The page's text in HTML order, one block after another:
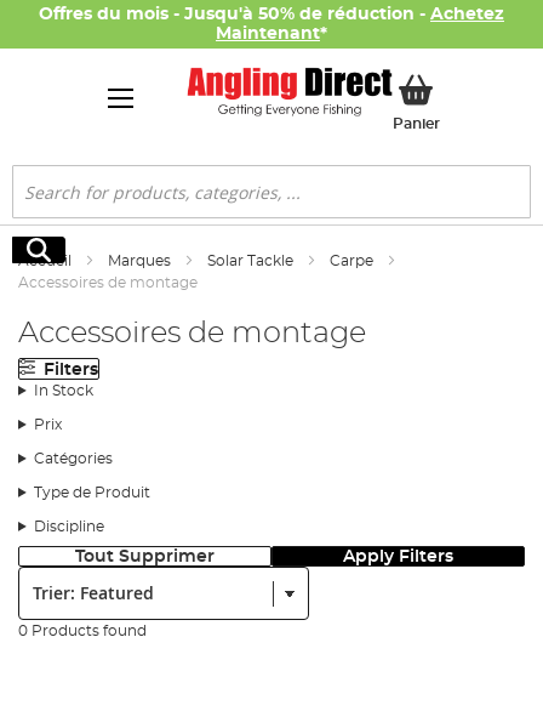
Offres du mois - Jusqu'à 50% de réduction - Achetez
Maintenant*
PanierMon panier
Rechercher
Rechercher
Accueil Marques Solar Tackle
Carpe
Accessoires de montage
Accessoires de montage
Filters
In Stock
Prix
Catégories
Type de Produit
Discipline
Tout Supprimer Apply Filters
0 Products found